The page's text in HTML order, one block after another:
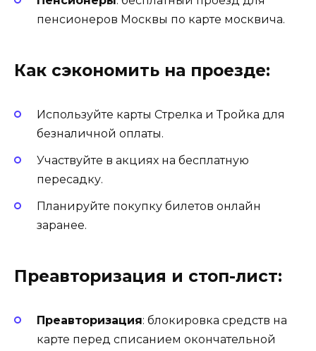
пенсионеров Москвы по карте москвича.
Как сэкономить на проезде:
Используйте карты Стрелка и Тройка для
безналичной оплаты.
Участвуйте в акциях на бесплатную
пересадку.
Планируйте покупку билетов онлайн
заранее.
Преавторизация и стоп-лист:
Преавторизация: блокировка средств на
карте перед списанием окончательной